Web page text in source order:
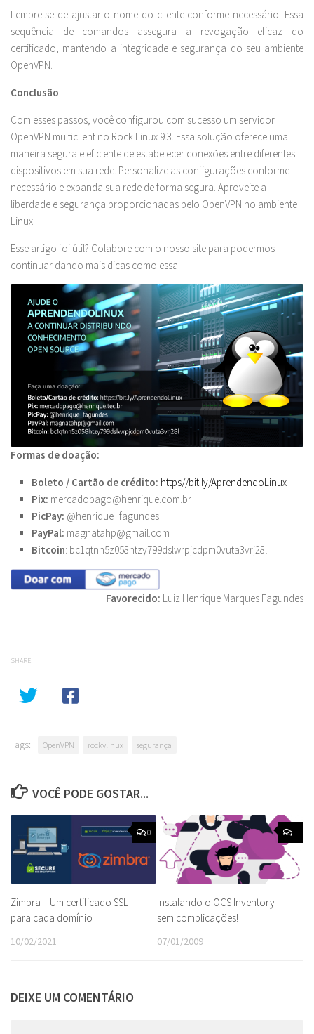
Lembre-se de ajustar o nome do cliente conforme necessário. Essa
sequência de comandos assegura a revogação eficaz do
certificado, mantendo a integridade e segurança do seu ambiente
OpenVPN.
Conclusão
Com esses passos, você configurou com sucesso um servidor
OpenVPN multiclient no Rock Linux 9.3. Essa solução oferece uma
maneira segura e eficiente de estabelecer conexões entre diferentes
dispositivos em sua rede. Personalize as configurações conforme
necessário e expanda sua rede de forma segura. Aproveite a
liberdade e segurança proporcionadas pelo OpenVPN no ambiente
Linux!
Esse artigo foi útil? Colabore com o nosso site para podermos
continuar dando mais dicas como essa!
Formas de doação:
Boleto / Cartão de crédito: https//bit.ly/AprendendoLinux
Pix: mercadopago@henrique.com.br
PicPay: @henrique_fagundes
PayPal: magnatahp@gmail.com
Bitcoin: bc1qtnn5z058htzy799dslwrpjcdpm0vuta3vrj28l
Favorecido: Luiz Henrique Marques Fagundes
SHARE
Tags: OpenVPN rockylinux segurança
VOCÊ PODE GOSTAR...
0
Zimbra – Um certificado SSL
para cada domínio
10/02/2021
1
Instalando o OCS Inventory
sem complicações!
07/01/2009
DEIXE UM COMENTÁRIO